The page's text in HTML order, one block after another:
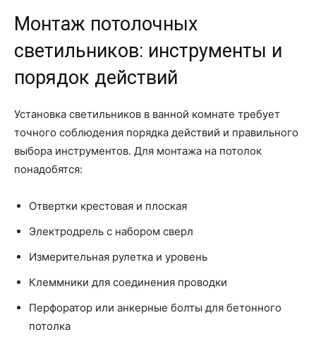
Монтаж потолочных
светильников: инструменты и
порядок действий
Установка светильников в ванной комнате требует
точного соблюдения порядка действий и правильного
выбора инструментов. Для монтажа на потолок
понадобятся:
Отвертки крестовая и плоская
Электродрель с набором сверл
Измерительная рулетка и уровень
Клеммники для соединения проводки
Перфоратор или анкерные болты для бетонного
потолка